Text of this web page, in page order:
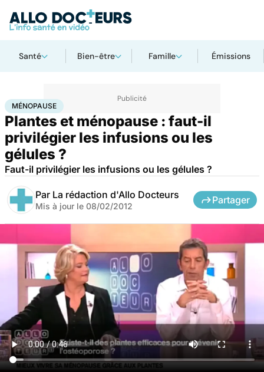
Santé Bien-être Famille Émissions
AccueilBien-être
MÉNOPAUSE
Plantes et ménopause : faut-il
privilégier les infusions ou les
gélules ?
Faut-il privilégier les infusions ou les gélules ?
Par La rédaction d'Allo Docteurs
Mis à jour le 08/02/2012
Partager